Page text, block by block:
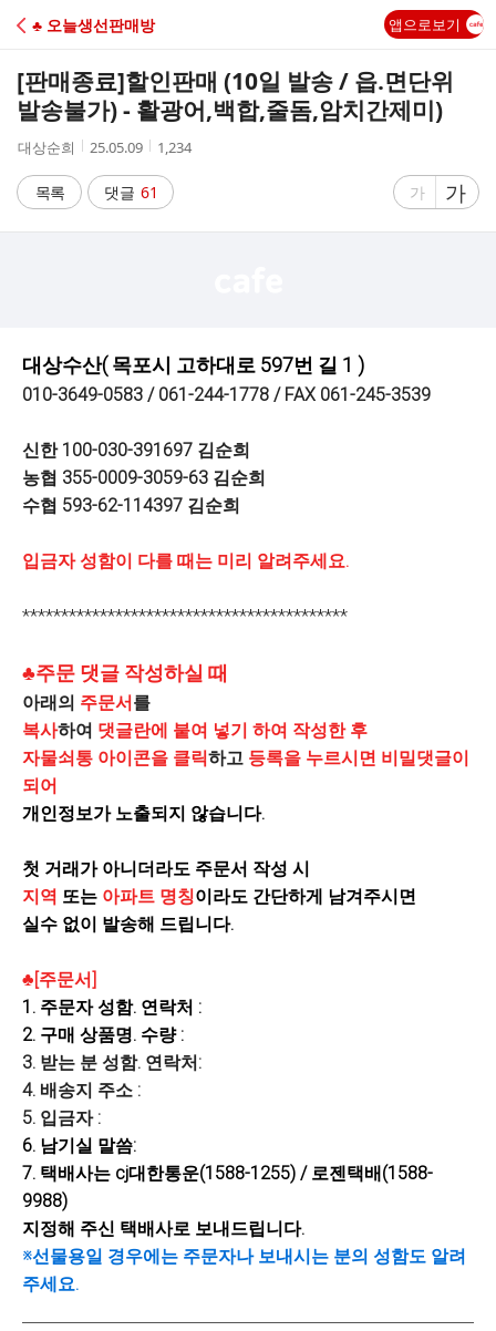
C
A
♣ 오늘생선판매방 앱으로보기
[판매종료]할인판매 (10일 발송 / 읍.면단위
발송불가) - 활광어,백합,줄돔,암치간제미)
작
자
대상순희
작
시
간
25.05.09
조
수
1,234
목록 댓글 61
글
가
글
자
가
대상수산( 목포시 고하대로 597번 길 1 )
010-3649-0583 / 061-244-1778 / FAX 061-245-3539
신한 100-030-391697 김순희
농협 355-0009-3059-63 김순희
수협 593-62-114397 김순희
입금자 성함이 다를 때는 미리 알려주세요.
******************************************
♣주문 댓글 작성하실 때
아래의 주문서를
복사하여 댓글란에 붙여 넣기 하여 작성한 후
자물쇠통 아이콘을 클릭하고 등록을 누르시면 비밀댓글이
되어
개인정보가 노출되지 않습니다.
첫 거래가 아니더라도 주문서 작성 시
지역 또는 아파트 명칭이라도 간단하게 남겨주시면
실수 없이 발송해 드립니다.
♣[주문서]
1. 주문자성함. 연락처 :
2. 구매 상품명. 수량 :
3. 받는 분 성함. 연락처:
4. 배송지 주소 :
5. 입금자 :
6. 남기실 말씀:
7. 택배사는 cj대한통운(1588-1255) / 로젠택배(1588-
9988)
지정해 주신 택배사로 보내드립니다.
※선물용일 경우에는 주문자나 보내시는 분의 성함도 알려
주세요.